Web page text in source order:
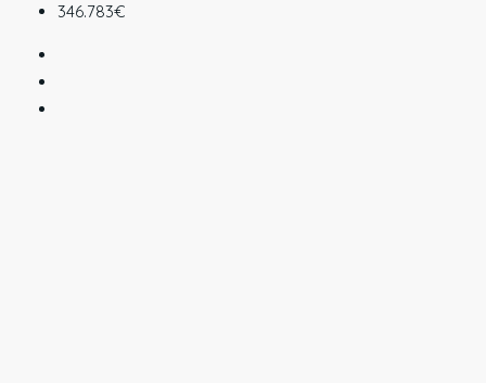
346.783€